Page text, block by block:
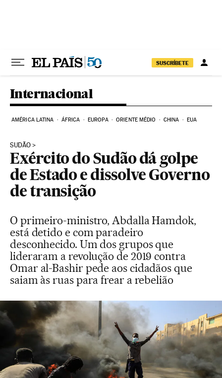
SUSCRÍBETE
Internacional
AMÉRICA LATINA ÁFRICA EUROPA ORIENTE MÉDIO CHINA EUA
SUDÃO
Exército do Sudão dá golpe
de Estado e dissolve Governo
de transição
O primeiro-ministro, Abdalla Hamdok,
está detido e com paradeiro
desconhecido. Um dos grupos que
lideraram a revolução de 2019 contra
Omar al-Bashir pede aos cidadãos que
saiam às ruas para frear a rebelião